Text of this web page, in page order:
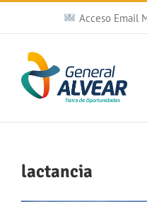
Saltar
contenido
Acceso Email
lactancia